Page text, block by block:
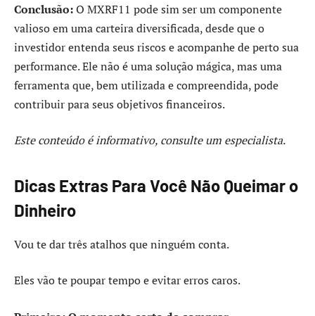
Conclusão:O MXRF11 pode sim ser um componente
valioso em uma carteira diversificada, desde que o
investidor entenda seus riscos e acompanhe de perto sua
performance. Ele não é uma solução mágica, mas uma
ferramenta que, bem utilizada e compreendida, pode
contribuir para seus objetivos financeiros.
Este conteúdo é informativo, consulte um especialista.
Dicas Extras Para Você Não Queimar o
Dinheiro
Vou te dar três atalhos que ninguém conta.
Eles vão te poupar tempo e evitar erros caros.